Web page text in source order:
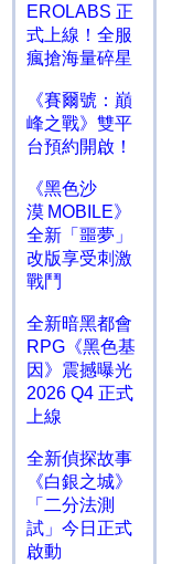
EROLABS 正
式上線！全服
瘋搶海量碎星
《賽爾號：巔
峰之戰》雙平
台預約開啟！
《黑色沙
漠 MOBILE》
全新「噩夢」
改版享受刺激
戰鬥
全新暗黑都會
RPG《黑色基
因》震撼曝光
2026 Q4 正式
上線
全新偵探故事
《白銀之城》
「二分法測
試」今日正式
啟動